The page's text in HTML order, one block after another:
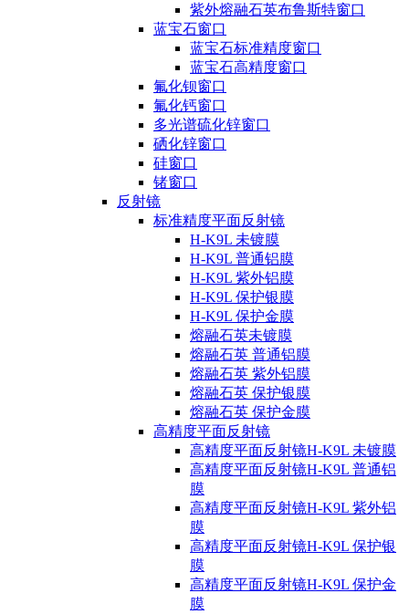
紫外熔融石英布鲁斯特窗口
蓝宝石窗口
蓝宝石标准精度窗口
蓝宝石高精度窗口
氟化钡窗口
氟化钙窗口
多光谱硫化锌窗口
硒化锌窗口
硅窗口
锗窗口
反射镜
标准精度平面反射镜
H-K9L 未镀膜
H-K9L 普通铝膜
H-K9L 紫外铝膜
H-K9L 保护银膜
H-K9L 保护金膜
熔融石英未镀膜
熔融石英 普通铝膜
熔融石英 紫外铝膜
熔融石英 保护银膜
熔融石英 保护金膜
高精度平面反射镜
高精度平面反射镜H-K9L 未镀膜
高精度平面反射镜H-K9L 普通铝
膜
高精度平面反射镜H-K9L 紫外铝
膜
高精度平面反射镜H-K9L 保护银
膜
高精度平面反射镜H-K9L 保护金
膜